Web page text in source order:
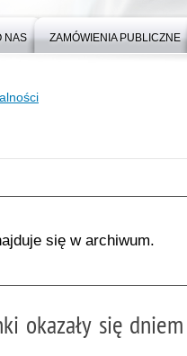
NAS ZAMÓWIENIA PUBLICZNE
się w archiwum.
okazały się